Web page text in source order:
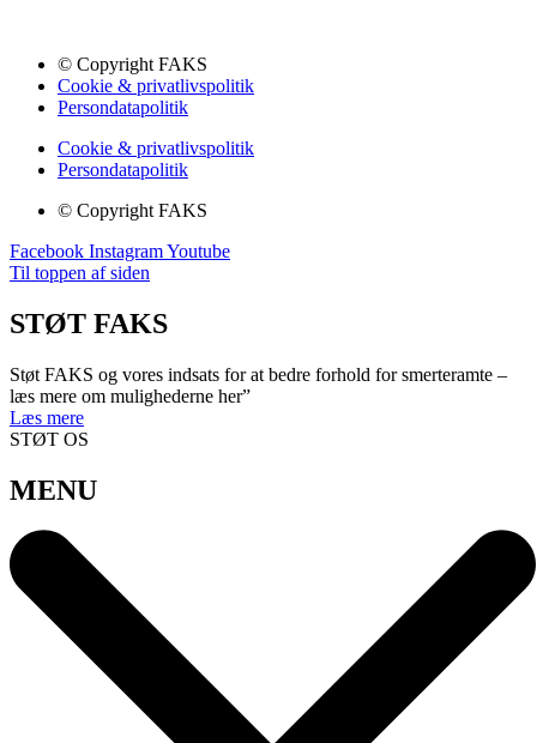
© Copyright FAKS
Cookie & privatlivspolitik
Persondatapolitik
Cookie & privatlivspolitik
Persondatapolitik
© Copyright FAKS
Facebook InstagramYoutube
Til toppen af siden
STØT FAKS
Støt FAKS og vores indsats for at bedre forhold for smerteramte –
læs mere om mulighederne her”
Læs mere
STØT OS
MENU